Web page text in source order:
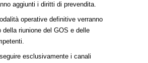
aggiunti i diritti di prevendita.
operative definitive verranno
riunione del GOS e delle
esclusivamente i canali